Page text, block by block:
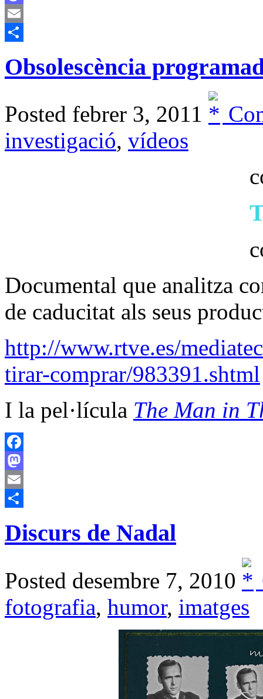
Mastodon
Email
Obsolescència
Posted febrer 3, 2011
investigació, vídeos
Documental que analitza
de caducitat als seus
http://www.rtve.es/
tirar-comprar/983391.shtml
I la pel·lícula The Man in
Facebook
Mastodon
Email
Discurs de Nadal
Posted desembre 7, 2010
fotografia, humor, imatges